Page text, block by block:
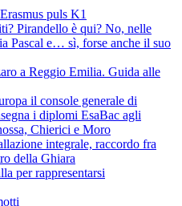
puls K1
Pirandello è qui? No, nelle
Pascal e… sì, forse anche il suo
a Reggio Emilia. Guida alle
il console generale di
i diplomi EsaBac agli
Chierici e Moro
integrale, raccordo fra
della Ghiara
per rappresentarsi